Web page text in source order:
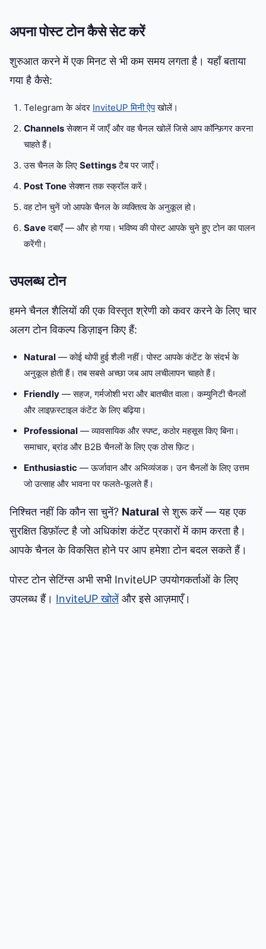
अपना पोस्ट टोन कैसे सेट करें
शुरुआत करने में एक मिनट से भी कम समय लगता है। यहाँ बताया
गया है कैसे:
Telegram के अंदर InviteUP मिनी ऐपखोलें।
Channelsसेक्शन में जाएँ और वह चैनल खोलें जिसे आप कॉन्फ़िगर करना
चाहते हैं।
उस चैनल के लिए Settingsटैब पर जाएँ।
Post Toneसेक्शन तक स्क्रॉल करें।
वह टोन चुनें जो आपके चैनल के व्यक्तित्व के अनुकूल हो।
Saveदबाएँ — और हो गया। भविष्य की पोस्ट आपके चुने हुए टोन का पालन
करेंगी।
उपलब्ध टोन
हमने चैनल शैलियों की एक विस्तृत श्रेणी को कवर करने के लिए चार
अलग टोन विकल्प डिज़ाइन किए हैं:
Natural — कोई थोपी हुई शैली नहीं। पोस्ट आपके कंटेंट के संदर्भ के
अनुकूल होती हैं। तब सबसे अच्छा जब आप लचीलापन चाहते हैं।
Friendly — सहज, गर्मजोशी भरा और बातचीत वाला। कम्युनिटी चैनलों
और लाइफ़स्टाइल कंटेंट के लिए बढ़िया।
Professional — व्यावसायिक और स्पष्ट, कठोर महसूस किए बिना।
समाचार, ब्रांड और B2B चैनलों के लिए एक ठोस फ़िट।
Enthusiastic — ऊर्जावान और अभिव्यंजक। उन चैनलों के लिए उत्तम
जो उत्साह और भावना पर फलते-फूलते हैं।
निश्चित नहीं कि कौन सा चुनें? Natural से शुरू करें — यह एक
सुरक्षित डिफ़ॉल्ट है जो अधिकांश कंटेंट प्रकारों में काम करता है।
आपके चैनल के विकसित होने पर आप हमेशा टोन बदल सकते हैं।
पोस्ट टोन सेटिंग्स अभी सभी InviteUP उपयोगकर्ताओं के लिए
उपलब्ध हैं। InviteUP खोलें और इसे आज़माएँ।